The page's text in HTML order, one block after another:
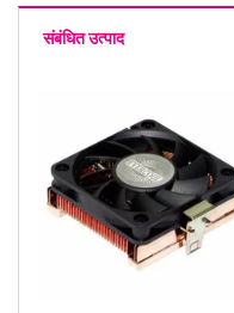
संबंधित उत्पाद